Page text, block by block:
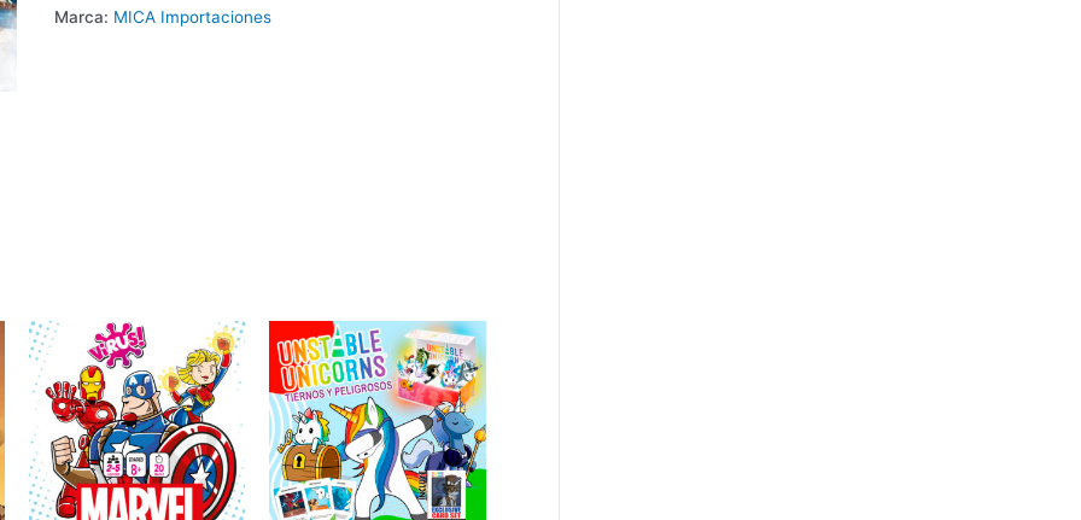
Marca: MICA Importaciones